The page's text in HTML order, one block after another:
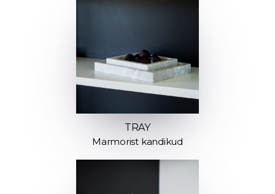
TRAY
Marmorist kandikud